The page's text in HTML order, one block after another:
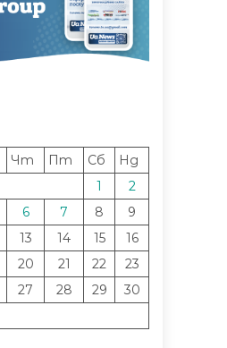
Чт Пт Сб
Нд
1
2
6 7 8
9
13 14 15
16
20 21 22
23
27 28 29
30